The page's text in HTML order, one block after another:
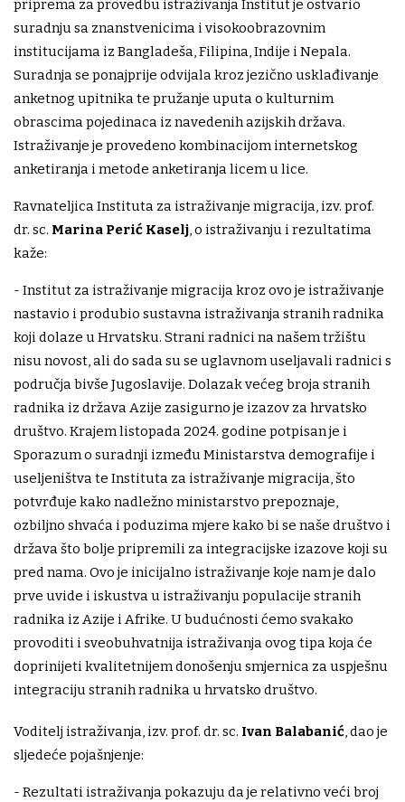
priprema za provedbu istraživanja Institut je ostvario
suradnju sa znanstvenicima i visokoobrazovnim
institucijama iz Bangladeša, Filipina, Indije i Nepala.
Suradnja se ponajprije odvijala kroz jezično usklađivanje
anketnog upitnika te pružanje uputa o kulturnim
obrascima pojedinaca iz navedenih azijskih država.
Istraživanje je provedeno kombinacijom internetskog
anketiranja i metode anketiranja licem u lice.
Ravnateljica Instituta za istraživanje migracija, izv. prof.
dr. sc. Marina Perić Kaselj, o istraživanju i rezultatima
kaže:
- Institut za istraživanje migracija kroz ovo je istraživanje
nastavio i produbio sustavna istraživanja stranih radnika
koji dolaze u Hrvatsku. Strani radnici na našem tržištu
nisu novost, ali do sada su se uglavnom useljavali radnici s
područja bivše Jugoslavije. Dolazak većeg broja stranih
radnika iz država Azije zasigurno je izazov za hrvatsko
društvo. Krajem listopada 2024. godine potpisan je i
Sporazum o suradnji između Ministarstva demografije i
useljeništva te Instituta za istraživanje migracija, što
potvrđuje kako nadležno ministarstvo prepoznaje,
ozbiljno shvaća i poduzima mjere kako bi se naše društvo i
država što bolje pripremili za integracijske izazove koji su
pred nama. Ovo je inicijalno istraživanje koje nam je dalo
prve uvide i iskustva u istraživanju populacije stranih
radnika iz Azije i Afrike. U budućnosti ćemo svakako
provoditi i sveobuhvatnija istraživanja ovog tipa koja će
doprinijeti kvalitetnijem donošenju smjernica za uspješnu
integraciju stranih radnika u hrvatsko društvo.
Voditelj istraživanja, izv. prof. dr. sc. Ivan Balabanić, dao je
sljedeće pojašnjenje:
- Rezultati istraživanja pokazuju da je relativno veći broj